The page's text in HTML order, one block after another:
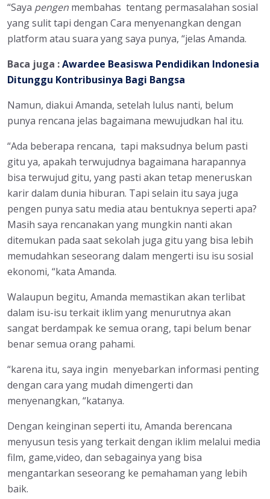
“Saya pengen membahas tentang permasalahan sosial
yang sulit tapi dengan Cara menyenangkan dengan
platform atau suara yang saya punya, “jelas Amanda.
Baca juga :Awardee Beasiswa Pendidikan Indonesia
Ditunggu Kontribusinya Bagi Bangsa
Namun, diakui Amanda, setelah lulus nanti, belum
punya rencana jelas bagaimana mewujudkan hal itu.
“Ada beberapa rencana, tapi maksudnya belum pasti
gitu ya, apakah terwujudnya bagaimana harapannya
bisa terwujud gitu, yang pasti akan tetap meneruskan
karir dalam dunia hiburan. Tapi selain itu saya juga
pengen punya satu media atau bentuknya seperti apa?
Masih saya rencanakan yang mungkin nanti akan
ditemukan pada saat sekolah juga gitu yang bisa lebih
memudahkan seseorang dalam mengerti isu isu sosial
ekonomi, “kata Amanda.
Walaupun begitu, Amanda memastikan akan terlibat
dalam isu-isu terkait iklim yang menurutnya akan
sangat berdampak ke semua orang, tapi belum benar
benar semua orang pahami.
“karena itu, saya ingin menyebarkan informasi penting
dengan cara yang mudah dimengerti dan
menyenangkan, “katanya.
Dengan keinginan seperti itu, Amanda berencana
menyusun tesis yang terkait dengan iklim melalui media
film, game,video, dan sebagainya yang bisa
mengantarkan seseorang ke pemahaman yang lebih
baik.